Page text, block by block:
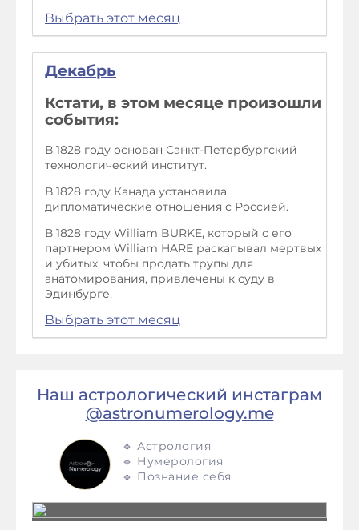
Выбрать этот месяц
Декабрь
Кстати, в этом месяце произошли
события:
В 1828 году основан Санкт-Петербургский
технологический институт.
В 1828 году Канада установила
дипломатические отношения с Россией.
В 1828 году William BURKE, который с его
партнером William HARE раскапывал мертвых
и убитых, чтобы продать трупы для
анатомирования, привлечены к суду в
Эдинбурге.
Выбрать этот месяц
Наш астрологический инстаграм
@astronumerology.me
🔹 Астрология
🔹 Нумерология
🔹 Познание себя